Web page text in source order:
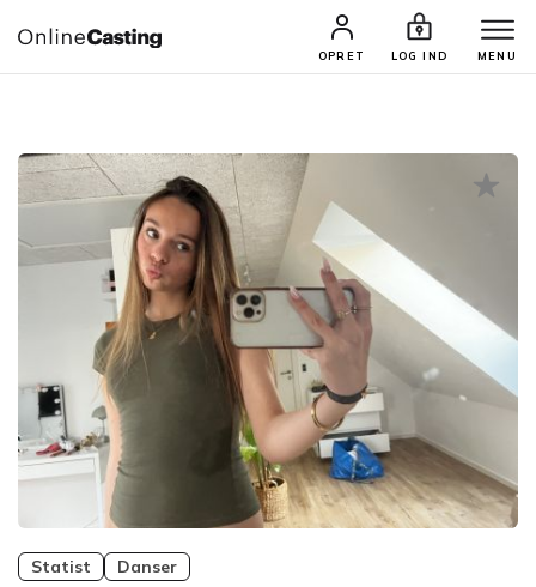
OPRET LOG IND MENU
CASTINGS & JOBS SØG PROFIL
Statist Danser